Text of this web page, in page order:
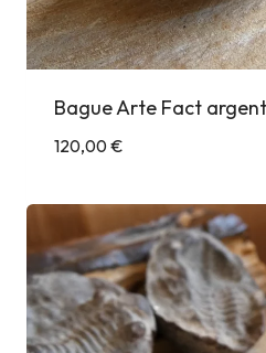
Bague Arte Fact
120,00€